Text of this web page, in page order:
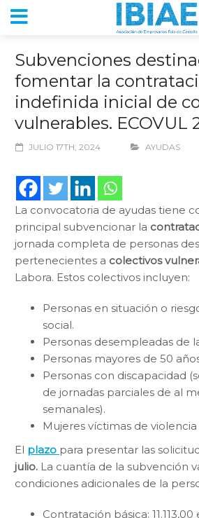
Subvenciones
fomentar la
indefinida inicial de
vulnerables. ECOVUL
JULIO 17TH, 2024 AYUDAS
La convocatoria de ayudas tiene
principal subvencionar la
jornada completa de personas
pertenecientes a colectivos
Labora. Estos colectivos incluyen:
Personas en situación o
social.
Personas desempleadas de
Personas mayores de 50
Personas con discapacidad
de jornadas parciales de al
semanales).
Mujeres víctimas de
El plazo para presentar las
julio. La cuantía de la subvención
condiciones adicionales de la
Contratación básica: 11.113,00